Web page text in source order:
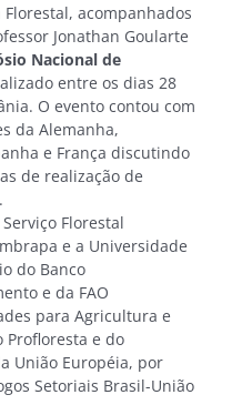
acompanhados
Jonathan Goularte
Nacional de
entre os dias 28
O evento contou com
da Alemanha,
e França discutindo
de realização de
Florestal
e a Universidade
do Banco
e da FAO
para Agricultura e
Profloresta e do
União Européia, por
Setoriais Brasil-União